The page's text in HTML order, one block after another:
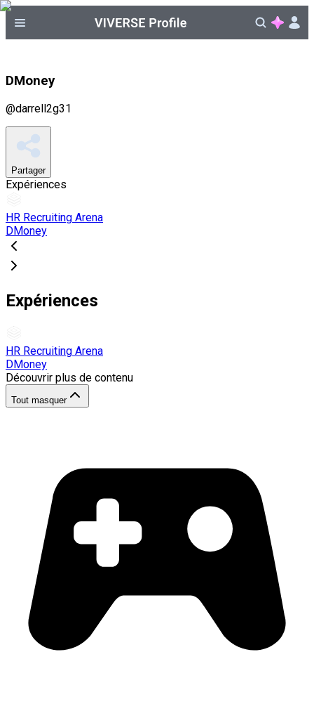
DMoney
@darrell2g31
Partager
Expériences
HR Recruiting Arena
DMoney
Expériences
HR Recruiting Arena
DMoney
Découvrir plus de contenu
Tout masquer